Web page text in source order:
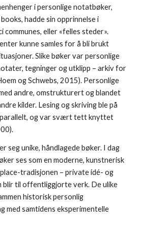
i personlige notatbøker,
hadde sin opprinnelse i
communes, eller «felles steder».
kunne samles for å bli brukt
Slike bøker var personlige
tegninger og utklipp – arkiv for
og Schwebs, 2015). Personlige
andre, omstrukturert og blandet
kilder. Lesing og skriving ble på
og var svært tett knyttet
seg unike, håndlagede bøker. I dag
ses som en moderne, kunstnerisk
tradisjonen – private idé- og
blir til offentliggjorte verk. De ulike
historisk personlig
med samtidens eksperimentelle